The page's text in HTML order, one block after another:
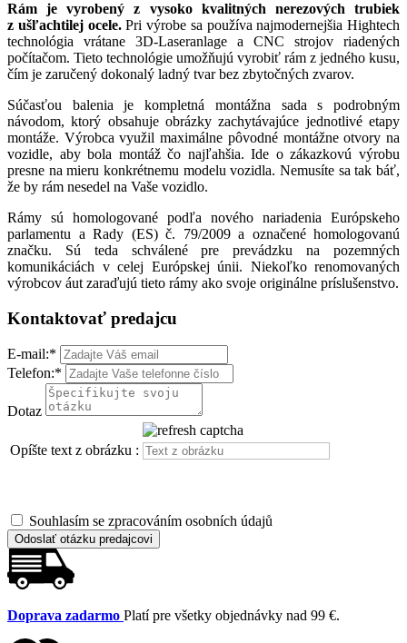
Rám je vyrobený z vysoko kvalitných nerezových trubiek
z ušľachtilej ocele.Pri výrobe sa používa najmodernejšia Hightech
technológia vrátane 3D-Laseranlage a CNC strojov riadených
počítačom. Tieto technológie umožňujú vyrobiť rám z jedného kusu,
čím je zaručený dokonalý ladný tvar bez zbytočných zvarov.
Súčasťou balenia je kompletná montážna sada s podrobným
návodom, ktorý obsahuje obrázky zachytávajúce jednotlivé etapy
montáže. Výrobca využil maximálne pôvodné montážne otvory na
vozidle, aby bola montáž čo najľahšia. Ide o zákazkovú výrobu
presne na mieru konkrétnemu modelu vozidla. Nemusíte sa tak báť,
že by rám nesedel na Vaše vozidlo.
Rámy sú homologované podľa nového nariadenia Európskeho
parlamentu a Rady (ES) č. 79/2009 a označené homologovanú
značku. Sú teda schválené pre prevádzku na pozemných
komunikáciách v celej Európskej únii. Niekoľko renomovaných
výrobcov áut zaraďujú tieto rámy ako svoje originálne príslušenstvo.
Kontaktovať predajcu
E-mail:*
Telefon:*
Dotaz
Opíšte text z obrázku :
Souhlasím se zpracováním osobních údajů
Odoslať otázku predajcovi
Doprava zadarmo Platí pre všetky objednávky nad 99 €.